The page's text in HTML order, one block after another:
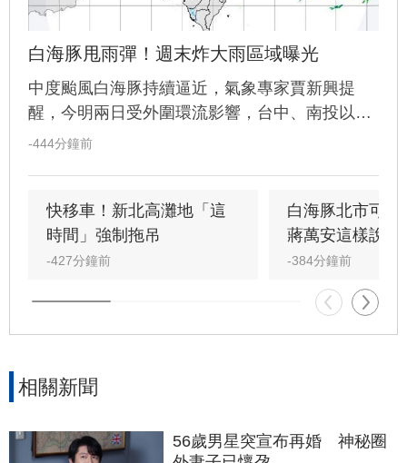
白海豚甩雨彈！週末炸大雨區域曝光
中度颱風白海豚持續逼近，氣象專家賈新興提
醒，今明兩日受外圍環流影響，台中、南投以北
地區，恐有局部較大雨勢發生，民眾外出務必注
-444分鐘前
快移車！新北高灘地「這
時間」強制拖吊
-427分鐘前
白海豚北市可放
蔣萬安這樣說
-384分鐘前
相關新聞
56歲男星突宣布再婚　神秘圈